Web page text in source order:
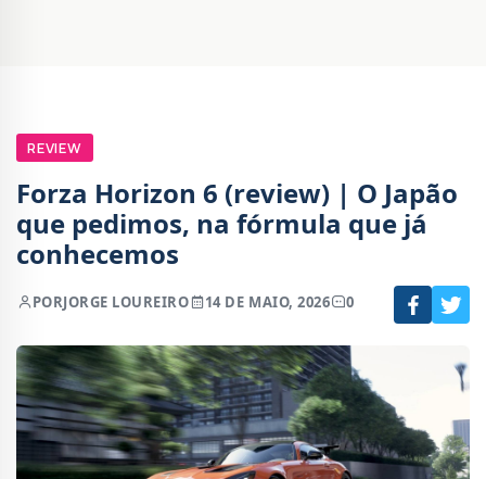
REVIEW
Forza Horizon 6 (review) | O Japão
que pedimos, na fórmula que já
conhecemos
PORJORGE LOUREIRO 14 DE MAIO, 2026 0